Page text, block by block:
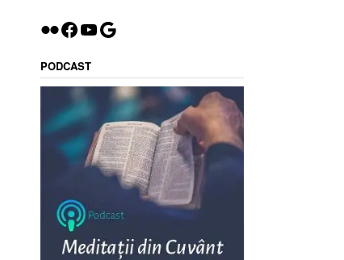
Flickr
Facebook
YouTube
Google
PODCAST